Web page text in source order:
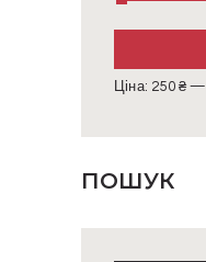
ціна
ціна
Ціна: 250 ₴—
ПОШУК